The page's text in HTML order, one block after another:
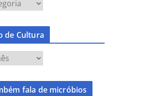
de Cultura
fala de micróbios